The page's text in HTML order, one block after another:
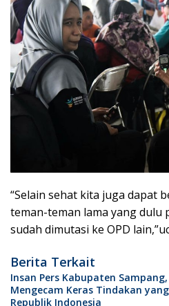
“Selain sehat kita juga dapat
teman-teman lama yang dulu
sudah dimutasi ke OPD
Berita Terkait
Insan Pers Kabupaten Sampang,
Mengecam Keras Tindakan
Republik Indonesia